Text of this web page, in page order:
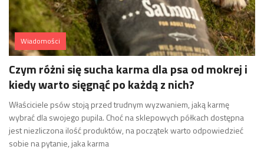
Wiadomości
Czym różni się sucha karma dla psa od mokrej i
kiedy warto sięgnąć po każdą z nich?
Właściciele psów stoją przed trudnym wyzwaniem, jaką karmę
wybrać dla swojego pupila. Choć na sklepowych półkach dostępna
jest niezliczona ilość produktów, na początek warto odpowiedzieć
sobie na pytanie, jaka karma